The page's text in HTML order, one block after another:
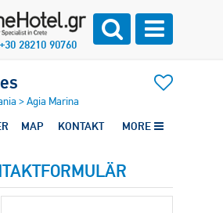
+30 28210 90760
>Agia Marina
MAP KONTAKT MORE